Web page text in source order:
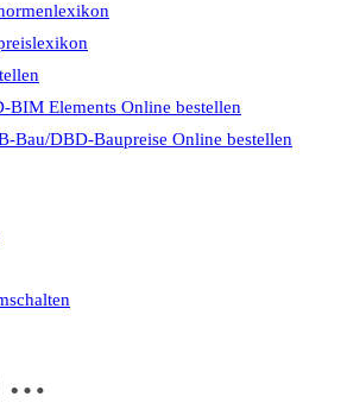
BIM Elements Online bestellen
Bau/DBD-Baupreise Online bestellen
…